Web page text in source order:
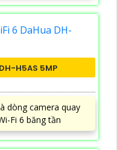
H5AS 5MP
dòng camera quay
Fi 6 băng tần